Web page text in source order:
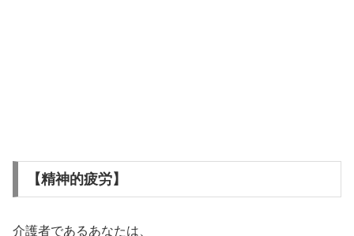
【精神的疲労】
介護者であるあなたは、